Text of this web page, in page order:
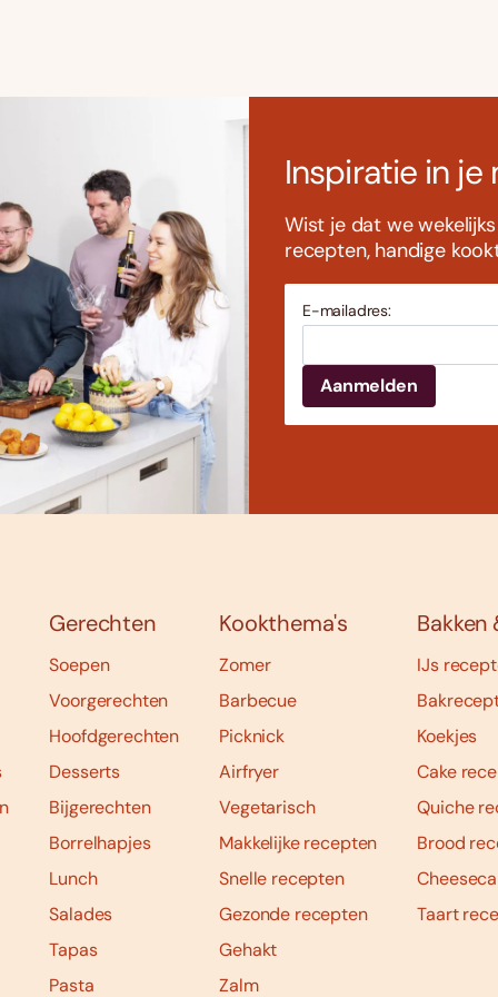
Inspiratie in je
Wist je dat we
recepten, handige
E-mailadres:
Gerechten
Soepen
Voorgerechten
Hoofdgerechten
Desserts
Bijgerechten
Borrelhapjes
Lunch
Salades
Tapas
Pasta
Kookthema's
Zomer
Barbecue
Picknick
Airfryer
Vegetarisch
Makkelijke recepten
Snelle recepten
Gezonde recepten
Gehakt
Zalm
Bakken
IJs
Koekjes
Cake
Quiche
Brood
Taart